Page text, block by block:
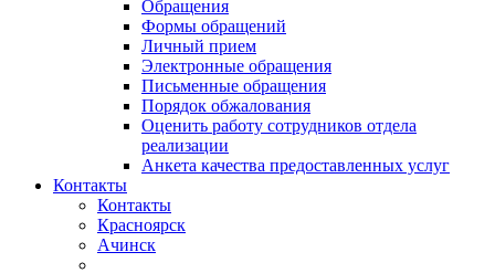
Обращения
Формы обращений
Личный прием
Электронные обращения
Письменные обращения
Порядок обжалования
Оценить работу сотрудников отдела
реализации
Анкета качества предоставленных услуг
Контакты
Контакты
Красноярск
Ачинск